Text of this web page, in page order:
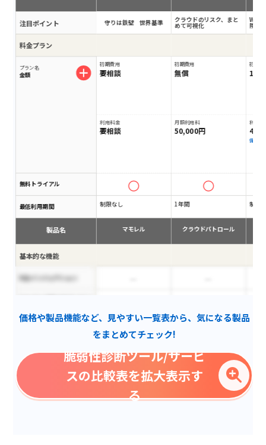
注目ポイント
料金プラン
プラン名
金額
無料トライアル
最低利用期間
製品名
基本的な機能
SQLインジェクション
グラスボックス診断
プラットフォーム診断
スマホアプリ（iOS・
Android）診断
守りは鉄壁 世界基準
初期費用
要相談
利用料金
要相談
制限なし
マモレル
クラウドのリスク、まと
めて可視化
初期費用
無償
月額利用料
50,000円
1年間
クラウドパトロール
Web
険
初期費
10
利用料
備考
制限
価格や製品機能など、見やすい一覧表から、気になる製品
をまとめてチェック!
脆弱性診断ツール/サービ
スの比較表を拡大表示す
る